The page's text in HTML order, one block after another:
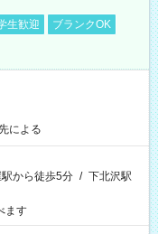
生歓迎
ブランクOK
による
から徒歩5分 / 下北沢駅
ます